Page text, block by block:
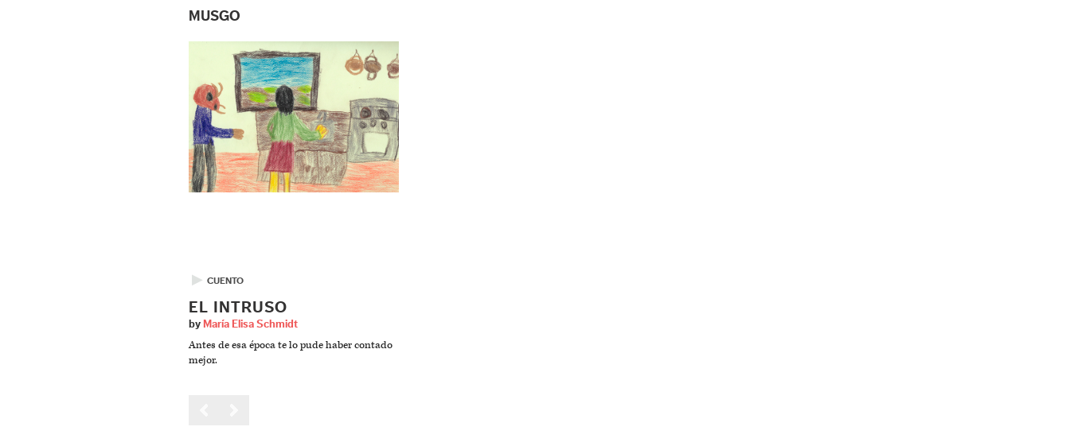
MUSGO
▶ CUENTO
EL INTRUSO
by María Elisa Schmidt
Antes de esa época te lo pude haber contado
mejor.